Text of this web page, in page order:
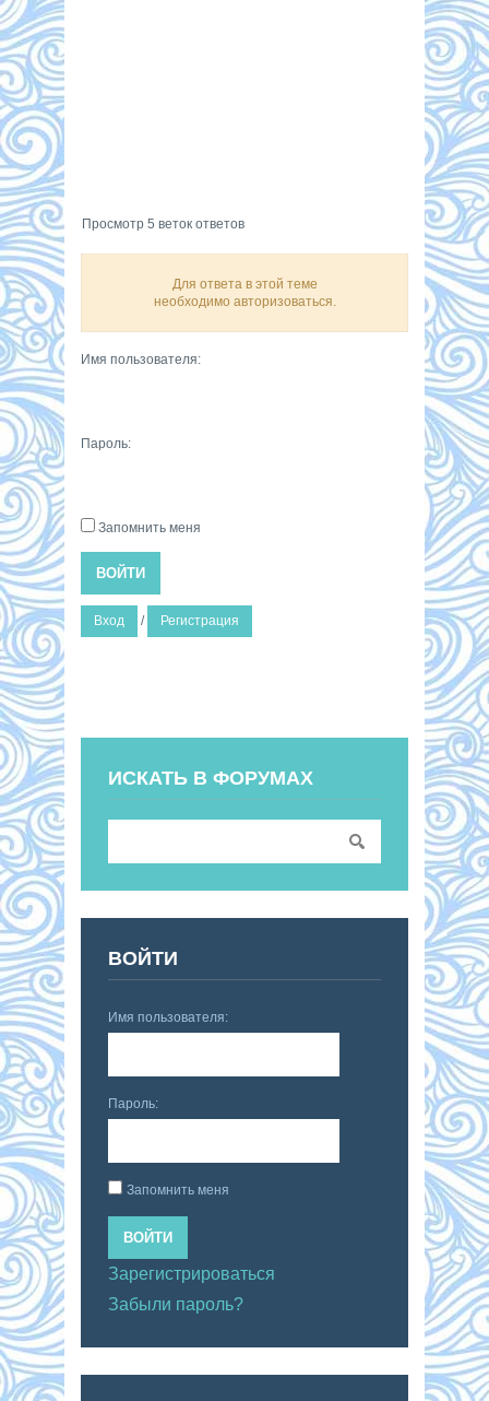
Просмотр 5 веток ответов
Для ответа в этой теме
необходимо авторизоваться.
Имя пользователя:
Пароль:
Запомнить меня
ВОЙТИ
Вход / Регистрация
ИСКАТЬ В ФОРУМАХ
ВОЙТИ
Имя пользователя:
Пароль:
Запомнить меня
ВОЙТИ
Зарегистрироваться
Забыли пароль?